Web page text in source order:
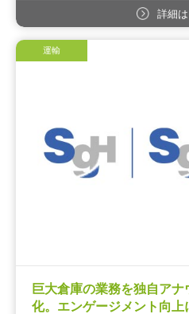
詳細
運輸
巨大倉庫の業務を独自ア
化。エンゲージメント向上